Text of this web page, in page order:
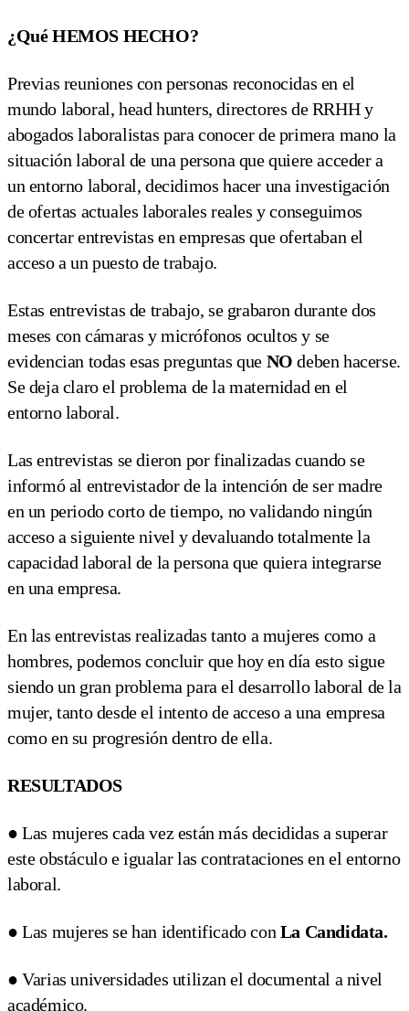
¿Qué HEMOS HECHO?
Previas reuniones con personas reconocidas en el
mundo laboral, head hunters, directores de RRHH y
abogados laboralistas para conocer de primera mano la
situación laboral de una persona que quiere acceder a
un entorno laboral, decidimos hacer una investigación
de ofertas actuales laborales reales y conseguimos
concertar entrevistas en empresas que ofertaban el
acceso a un puesto de trabajo.
Estas entrevistas de trabajo, se grabaron durante dos
meses con cámaras y micrófonos ocultos y se
evidencian todas esas preguntas que NOdeben hacerse.
Se deja claro el problema de la maternidad en el
entorno laboral.
Las entrevistas se dieron por finalizadas cuando se
informó al entrevistador de la intención de ser madre
en un periodo corto de tiempo, no validando ningún
acceso a siguiente nivel y devaluando totalmente la
capacidad laboral de la persona que quiera integrarse
en una empresa.
En las entrevistas realizadas tanto a mujeres como a
hombres, podemos concluir que hoy en día esto sigue
siendo un gran problema para el desarrollo laboral de la
mujer, tanto desde el intento de acceso a una empresa
como en su progresión dentro de ella.
RESULTADOS
● Las mujeres cada vez están más decididas a superar
este obstáculo e igualar las contrataciones en el entorno
laboral.
● Las mujeres se han identificado con La Candidata.
● Varias universidades utilizan el documental a nivel
académico.